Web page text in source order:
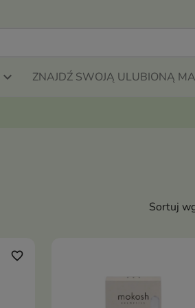
ZNAJDŹ SWOJĄ ULUBIONĄ
Sortuj
favorite_border